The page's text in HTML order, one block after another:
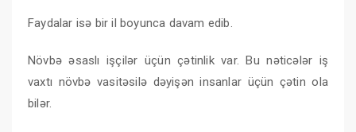
Faydalar isə bir il boyunca davam edib.
Növbə əsaslı işçilər üçün çətinlik var. Bu nəticələr iş
vaxtı növbə vasitəsilə dəyişən insanlar üçün çətin ola
bilər.